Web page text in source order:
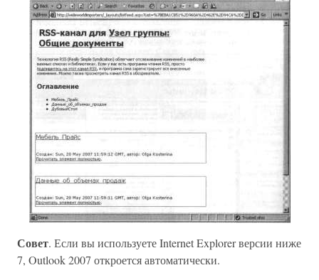
Совет. Если вы используете Internet Explorer версии ниже
7, Outlook 2007 откроется автоматически.